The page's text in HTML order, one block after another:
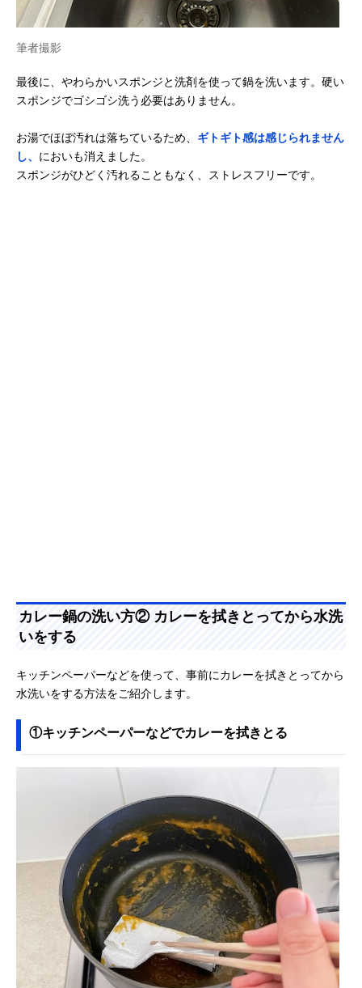
筆者撮影
最後に、やわらかいスポンジと洗剤を使って鍋を洗います。硬い
スポンジでゴシゴシ洗う必要はありません。
お湯でほぼ汚れは落ちているため、 ギトギト感は感じられません
し、 においも消えました。
スポンジがひどく汚れることもなく、ストレスフリーです。
カレー鍋の洗い方② カレーを拭きとってから水洗
いをする
キッチンペーパーなどを使って、事前にカレーを拭きとってから
水洗いをする方法をご紹介します。
①キッチンペーパーなどでカレーを拭きとる